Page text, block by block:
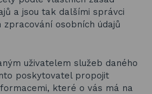
a jsou tak dalšími správci
zpracování osobních údajů
uživatelem služeb daného
poskytovatel propojit
které o vás má na